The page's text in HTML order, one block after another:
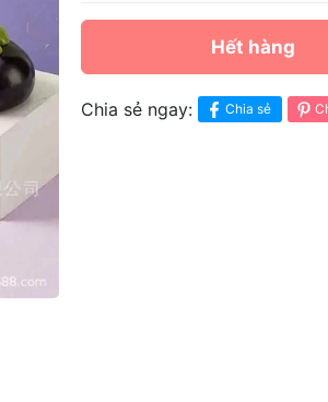
Hết hàng
Chia sẻ ngay: Chia sẻ